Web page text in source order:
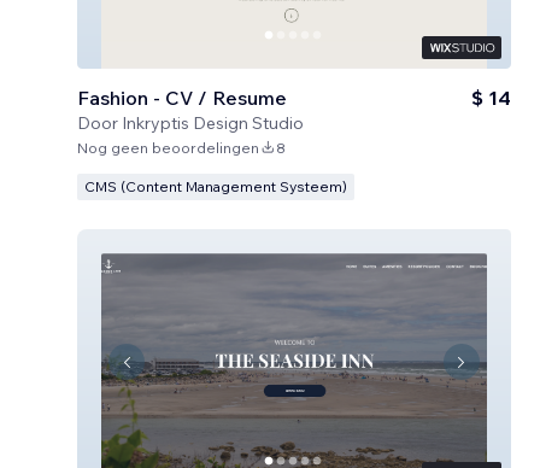
Fashion - CV / Resume
Door Inkryptis Design Studio
$ 14
Nog geen beoordelingen 8
CMS (Content Management Systeem)